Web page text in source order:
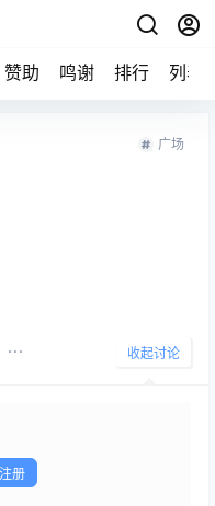
赞助 鸣谢 排行 列表
广场
收起讨论
册